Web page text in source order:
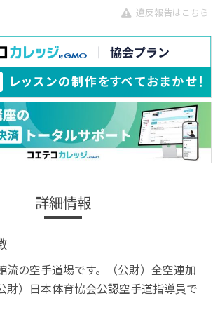
違反報告はこちら
詳細情報
流の空手道場です。（公財）全空連加
財）日本体育協会公認空手道指導員で